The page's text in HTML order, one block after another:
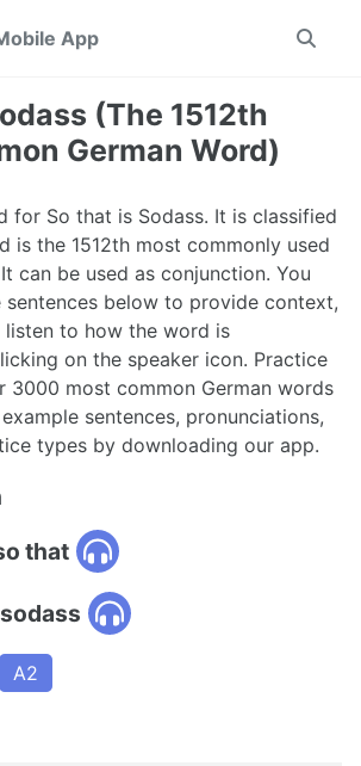
App
Toggle
(The 1512th
German Word)
for So that is Sodass. It is classified
is the 1512th most commonly used
can be used as conjunction. You
sentences below to provide context,
listen to how the word is
on the speaker icon. Practice
3000 most common German words
sentences, pronunciations,
types by downloading our app.
that
A2